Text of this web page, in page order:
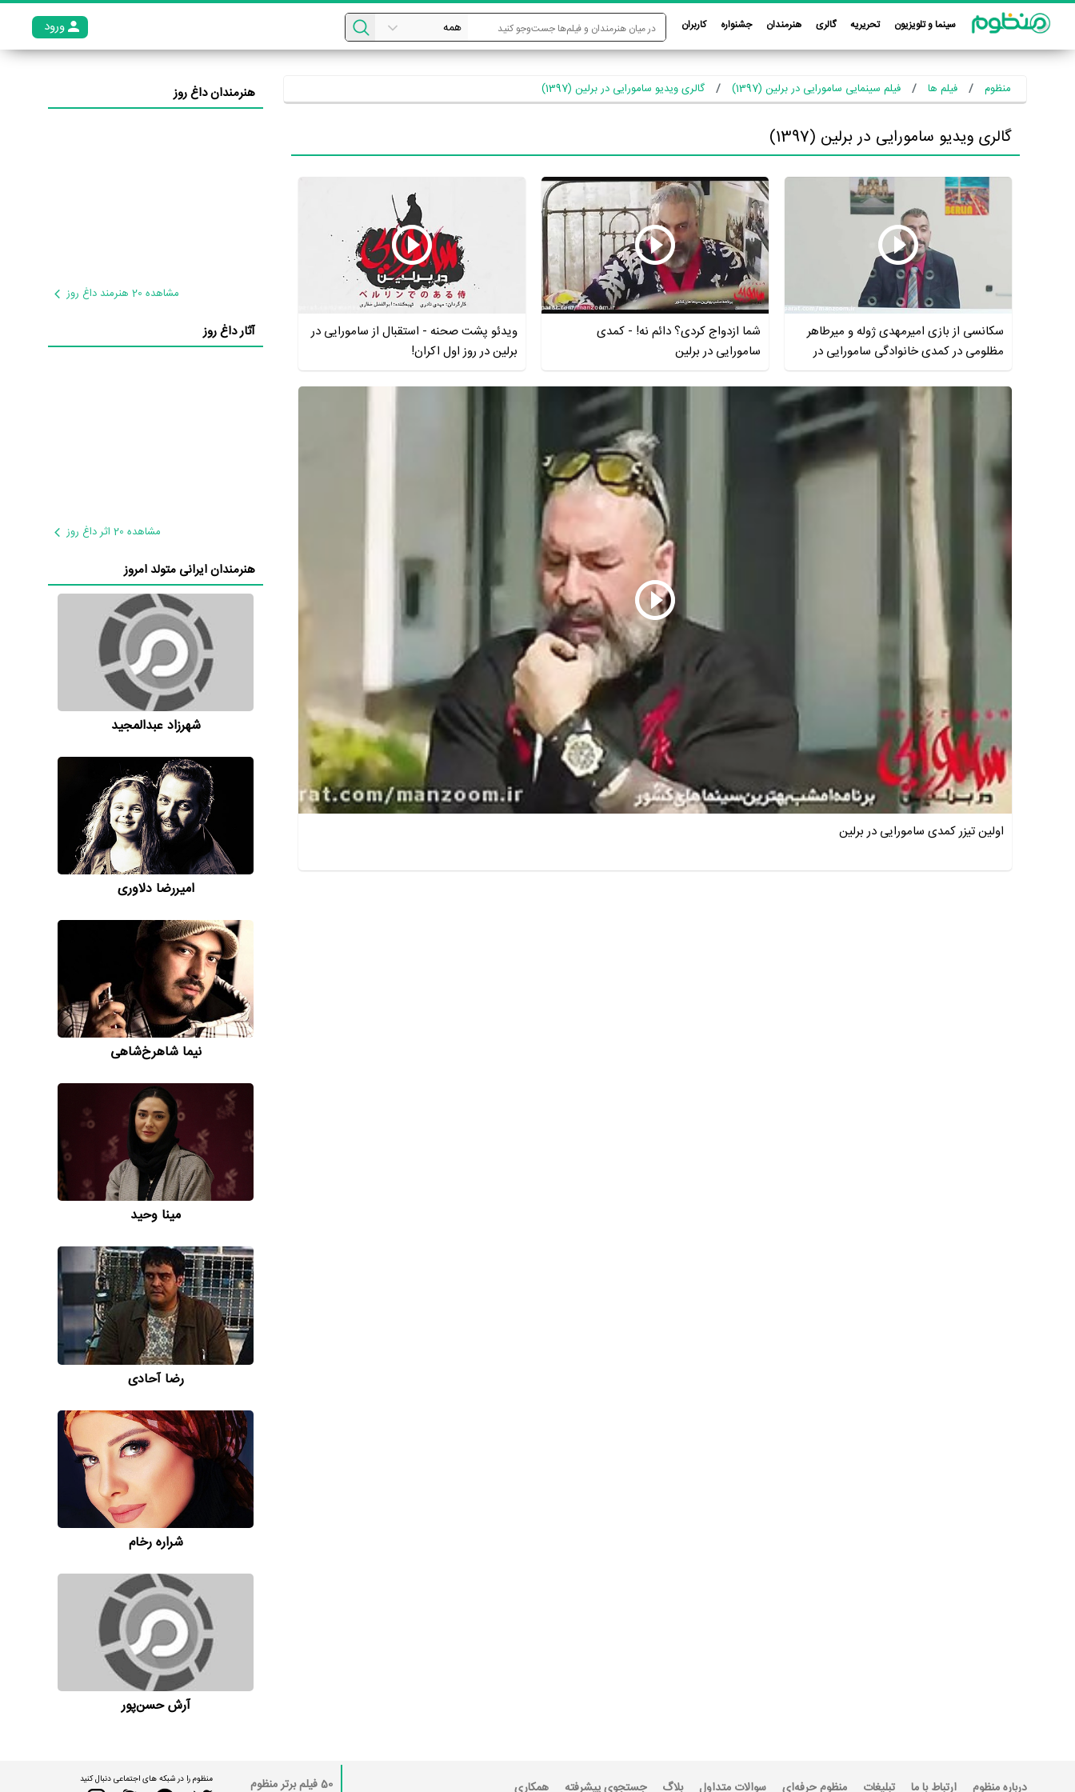
سینما و تلویزیون تحریریه گالری هنرمندان جشنواره کاربران ورود
منظوم فیلم ها فیلم سینمایی سامورایی در برلین (1397) گالری ویدیو سامورایی در برلین (1397)
گالری ویدیو سامورایی در برلین (1397)
سکانسی از بازی امیرمهدی ژوله و میرطاهر
مظلومی در کمدی خانوادگی سامورایی در
برلین
شما ازدواج کردی؟ دائم نه! - کمدی
سامورایی در برلین
ویدئو پشت صحنه - استقبال از سامورایی در
برلین در روز اول اکران!
اولین تیزر کمدی سامورایی در برلین
هنرمندان داغ روز
مشاهده 20 هنرمند داغ روز
آثار داغ روز
مشاهده 20 اثر داغ روز
هنرمندان ایرانی متولد امروز
شهرزاد عبدالمجید
امیررضا دلاوری
نیما شاهرخ‌شاهی
مینا وحید
رضا آحادی
شراره رخام
آرش حسن‌پور
درباره منظوم ارتباط با ما تبلیغات منظوم حرفه‌ای سوالات متداول بلاگ جستجوی پیشرفته همکاری 50 فیلم برتر منظوم منظوم را در شبکه های اجتماعی دنبال کنید